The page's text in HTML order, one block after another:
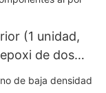
(1 unidad,
de dos